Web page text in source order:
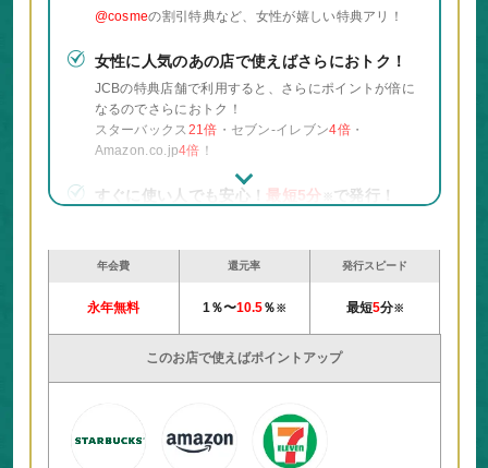
@cosmeの割引特典など、女性が嬉しい特典アリ！
女性に人気のあの店で使えばさらにおトク！
JCBの特典店舗で利用すると、さらにポイントが倍に
なるのでさらにおトク！
スターバックス21倍 ・セブン‐イレブン4倍・
Amazon.co.jp4倍 ！
すぐに使い人でも安心！ 最短5分 で発行！
発行した番号を使えば、申込当日からすぐに使える！
40歳を過ぎてもおトクは継続！
入会資格は18歳～39歳までですが、おトクな特典は
40歳になっても全て継続します！
年会費
永年無料
還元率
1％〜10.5％※
発行スピード
最短5分※
このお店で使えばポイントアップ